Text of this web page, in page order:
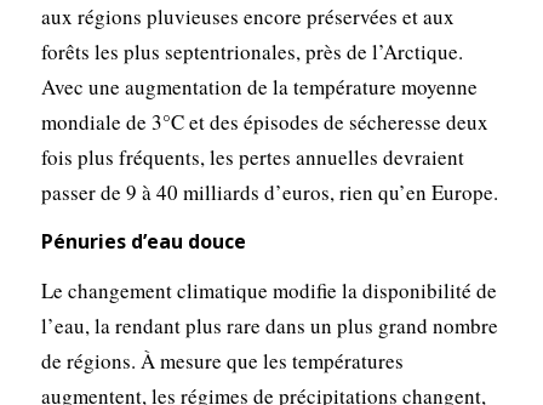
aux régions pluvieuses encore préservées et aux
forêts les plus septentrionales, près de l’Arctique.
Avec une augmentation de la température moyenne
mondiale de 3°C et des épisodes de sécheresse deux
fois plus fréquents, les pertes annuelles devraient
passer de 9 à 40 milliards d’euros, rien qu’en Europe.
Pénuries d’eau douce
Le changement climatique modifie la disponibilité de
l’eau, la rendant plus rare dans un plus grand nombre
de régions. À mesure que les températures
augmentent, les régimes de précipitations changent,